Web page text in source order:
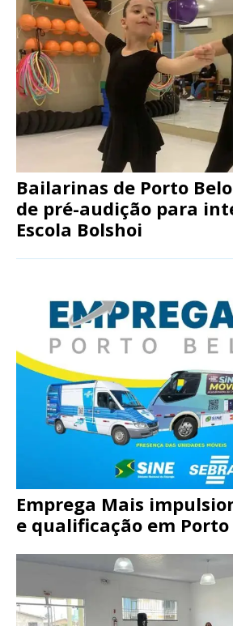
Bailarinas de Porto
de pré-audição para
Escola Bolshoi
Emprega Mais
e qualificação em Porto